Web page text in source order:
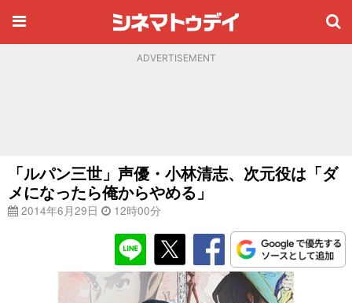
ADVERTISEMENT
「ルパン三世」声優・小林清志、次元役は「ダ
メになったら俺からやめる」
2014年6月29日 12時00分